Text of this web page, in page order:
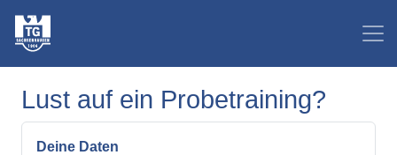
Lust auf ein Probetraining?
Deine Daten